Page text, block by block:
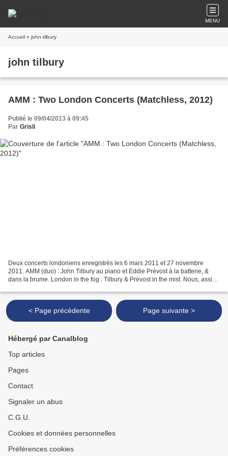
MENU
Accueil » john tilbury
john tilbury
AMM : Two London Concerts (Matchless, 2012)
Publié le 09/04/2013 à 09:45
Par Grisli
Deux concerts londoniens enregistrés les 6 mars 2011 et 27 novembre
2011. AMM (duo) : John Tilbury au piano et Eddie Prévost à la batterie, &
dans la brume. London in the fog : Tilbury & Prévost in the mist. Nous, assis,
< Page précédente Page suivante >
Hébergé par Canalblog
Top articles
Pages
Contact
Signaler un abus
C.G.U.
Cookies et données personnelles
Préférences cookies